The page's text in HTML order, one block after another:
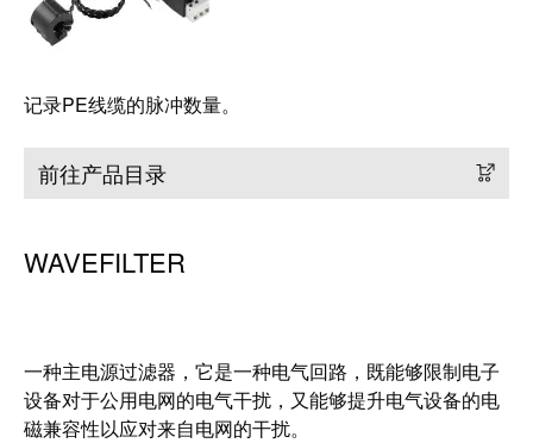
记录PE线缆的脉冲数量。
前往产品目录
WAVEFILTER
一种主电源过滤器，它是一种电气回路，既能够限制电子
设备对于公用电网的电气干扰，又能够提升电气设备的电
磁兼容性以应对来自电网的干扰。